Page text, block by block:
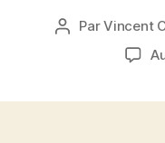
Auteur
ParVincent